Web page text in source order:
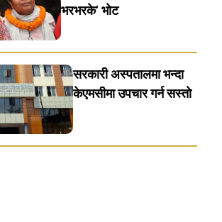
भरभरके’ भाेट
सरकारी अस्पतालमा भन्दा
केएमसीमा उपचार गर्न सस्ताे